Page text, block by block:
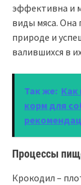
эффективна и
виды мяса. Она
природе и
валившихся в
Так же: Как
корм для
Процессы
Крокодил –